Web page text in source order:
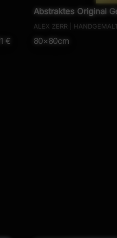
€
Abstraktes Original
Minimalistisch
Action Painting
ALEX ZERR |
80×80cm